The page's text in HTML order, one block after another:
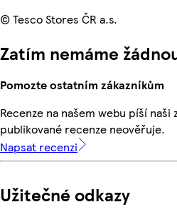
© Tesco Stores ČR a.s.
Zatím nemáme
Pomozte ostatním zákazníkům
Recenze na našem webu píší naši
publikované recenze neověřuje.
Napsat recenzi
Užitečné odkazy